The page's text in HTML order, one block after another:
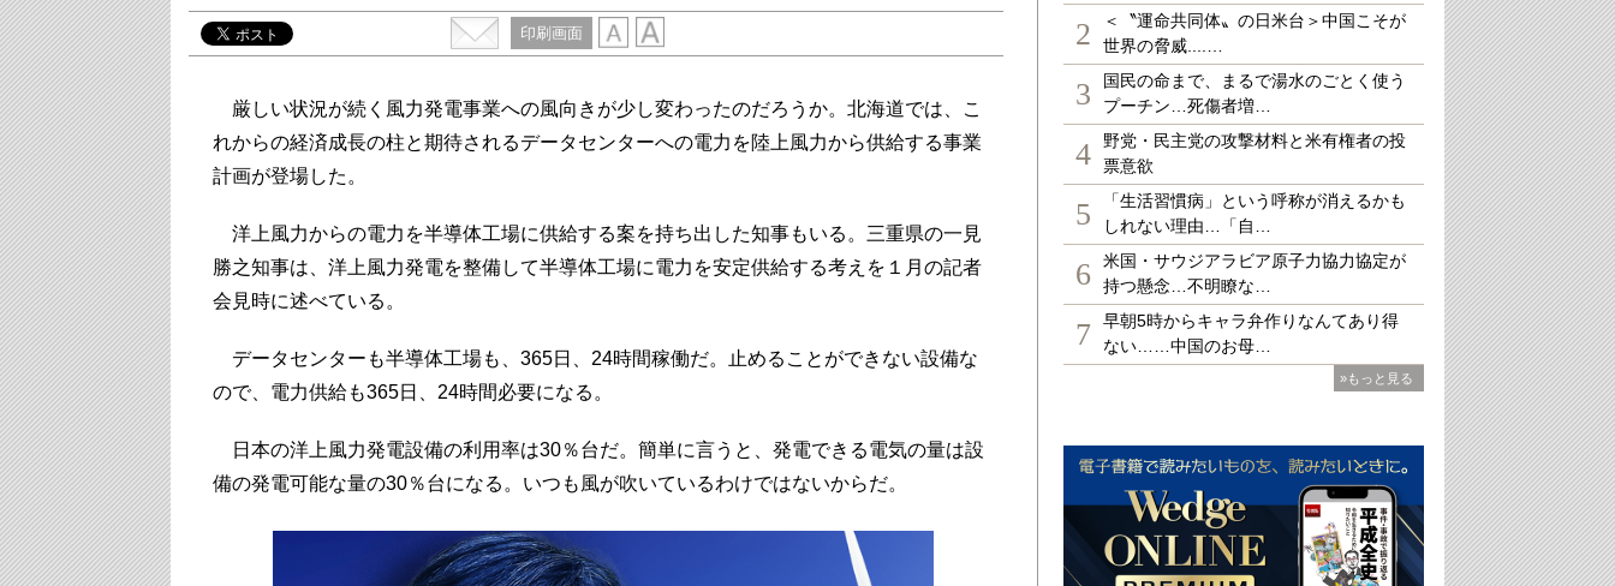
印刷画面
厳しい状況が続く風力発電事業への風向きが少し変わったのだろうか。北海道では、こ
れからの経済成長の柱と期待されるデータセンターへの電力を陸上風力から供給する事業
計画が登場した。
洋上風力からの電力を半導体工場に供給する案を持ち出した知事もいる。三重県の一見
勝之知事は、洋上風力発電を整備して半導体工場に電力を安定供給する考えを１月の記者
会見時に述べている。
データセンターも半導体工場も、365日、24時間稼働だ。止めることができない設備な
ので、電力供給も365日、24時間必要になる。
日本の洋上風力発電設備の利用率は30％台だ。簡単に言うと、発電できる電気の量は設
備の発電可能な量の30％台になる。いつも風が吹いているわけではないからだ。
2
＜〝運命共同体〟の日米台＞中国こそが
世界の脅威....…
3
国民の命まで、まるで湯水のごとく使う
プーチン…死傷者増…
4
野党・民主党の攻撃材料と米有権者の投
票意欲
5
「生活習慣病」という呼称が消えるかも
しれない理由…「自…
6
米国・サウジアラビア原子力協力協定が
持つ懸念…不明瞭な…
7
早朝5時からキャラ弁作りなんてあり得
ない……中国のお母…
»もっと見る